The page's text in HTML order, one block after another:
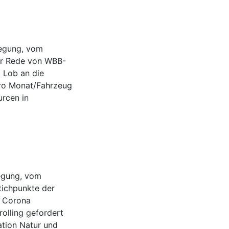
vom
Rede von WBB-
Lob an die
Monat/Fahrzeug
in
vom
der
gefordert
Natur und